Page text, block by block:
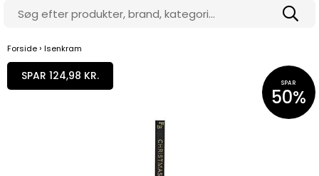
Gratis & gode parkeringsforhold
Forside › Isenkram
SPAR 124,98 KR.
SPAR
50%